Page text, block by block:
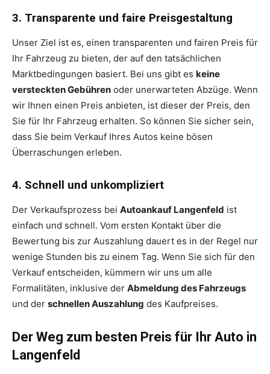
3. Transparente und faire Preisgestaltung
Unser Ziel ist es, einen transparenten und fairen Preis für
Ihr Fahrzeug zu bieten, der auf den tatsächlichen
Marktbedingungen basiert. Bei uns gibt es keine
versteckten Gebühren oder unerwarteten Abzüge. Wenn
wir Ihnen einen Preis anbieten, ist dieser der Preis, den
Sie für Ihr Fahrzeug erhalten. So können Sie sicher sein,
dass Sie beim Verkauf Ihres Autos keine bösen
Überraschungen erleben.
4. Schnell und unkompliziert
Der Verkaufsprozess bei Autoankauf Langenfeld ist
einfach und schnell. Vom ersten Kontakt über die
Bewertung bis zur Auszahlung dauert es in der Regel nur
wenige Stunden bis zu einem Tag. Wenn Sie sich für den
Verkauf entscheiden, kümmern wir uns um alle
Formalitäten, inklusive der Abmeldung des Fahrzeugs
und der schnellen Auszahlung des Kaufpreises.
Der Weg zum besten Preis für Ihr Auto in
Langenfeld